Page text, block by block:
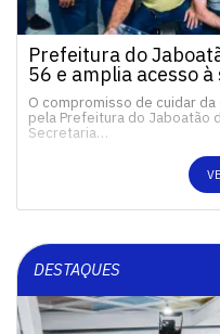
Prefeitura do
56 e amplia acesso
O compromisso de cuidar
pela Prefeitura do Jaboatão
Secretaria…
DESTAQUES